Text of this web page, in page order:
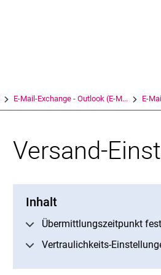
E-Mail-Exchange - Outlook (E-M... E-
Versand-
Inhalt
Übermittlungszeitpunkt
Vertraulichkeits-